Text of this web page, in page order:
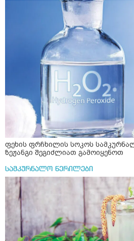
ფეხის ფრჩხილის სოკოს
ზეჟანგი შეგიძლიათ გამოიყენოთ
სამკურნალო წერილები